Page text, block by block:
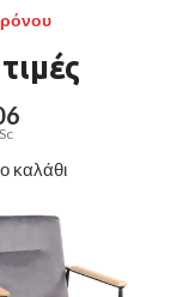
Sc
καλάθι